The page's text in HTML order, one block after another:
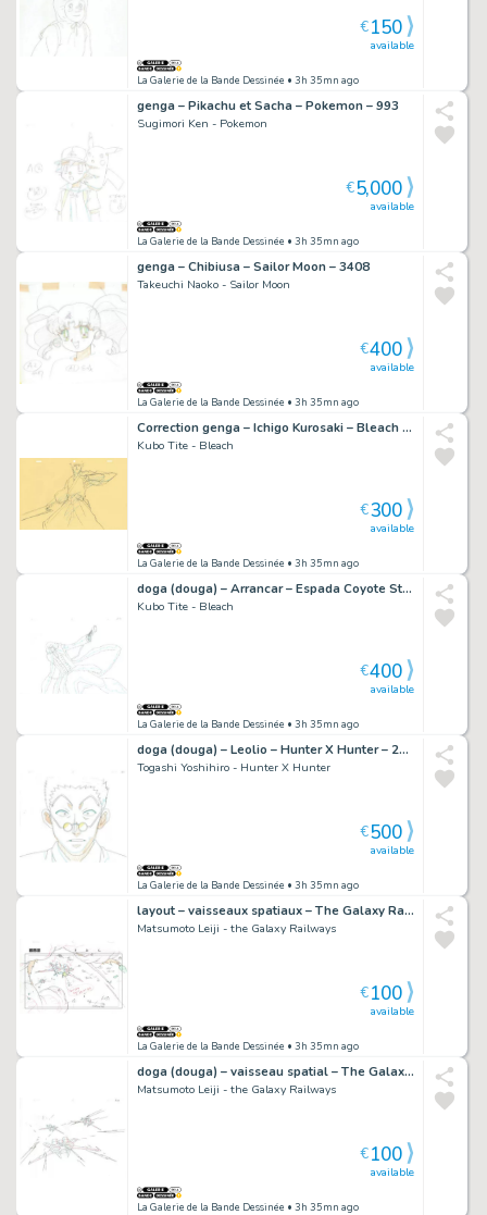
La Galerie de la Bande Dessinée • 3h 35mn ago
available
€150
genga – Pikachu et Sacha – Pokemon – 993
Sugimori Ken - Pokemon
La Galerie de la Bande Dessinée • 3h 35mn ago
available
€5,000
genga – Chibiusa – Sailor Moon – 3408
Takeuchi Naoko - Sailor Moon
La Galerie de la Bande Dessinée • 3h 35mn ago
available
€400
Correction genga – Ichigo Kurosaki – Bleach – 4601
Kubo Tite - Bleach
La Galerie de la Bande Dessinée • 3h 35mn ago
available
€300
doga (douga) – Arrancar – Espada Coyote Stark – Bleach – 1018
Kubo Tite - Bleach
La Galerie de la Bande Dessinée • 3h 35mn ago
available
€400
doga (douga) – Leolio – Hunter X Hunter – 2242
Togashi Yoshihiro - Hunter X Hunter
La Galerie de la Bande Dessinée • 3h 35mn ago
available
€500
layout – vaisseaux spatiaux – The Galaxy Railways – 935
Matsumoto Leiji - the Galaxy Railways
La Galerie de la Bande Dessinée • 3h 35mn ago
available
€100
doga (douga) – vaisseau spatial – The Galaxy Railways – 938
Matsumoto Leiji - the Galaxy Railways
La Galerie de la Bande Dessinée • 3h 35mn ago
available
€100